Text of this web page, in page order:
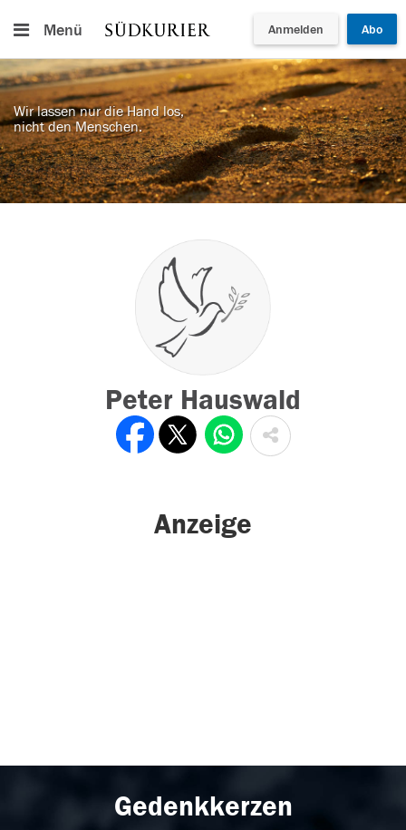
Menü Anmelden Abo
Wir lassen nur die Hand los,
nicht den Menschen.
Peter Hauswald
Anzeige
Gedenkkerzen